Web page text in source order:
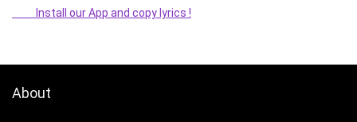
Install our App and copy lyrics !
About